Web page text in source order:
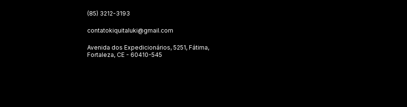
(85) 3212-3193
contatokiquitaluki@gmail.com
Avenida dos Expedicionários, 5251, Fátima,
Fortaleza, CE - 60410-545